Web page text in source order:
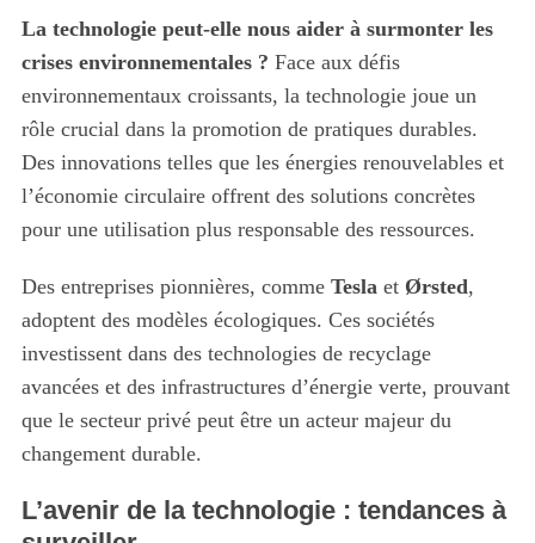
La technologie peut-elle nous aider à surmonter les
crises environnementales ? Face aux défis
environnementaux croissants, la technologie joue un
rôle crucial dans la promotion de pratiques durables.
Des innovations telles que les énergies renouvelables et
l’économie circulaire offrent des solutions concrètes
pour une utilisation plus responsable des ressources.
Des entreprises pionnières, comme Teslaet Ørsted,
adoptent des modèles écologiques. Ces sociétés
investissent dans des technologies de recyclage
avancées et des infrastructures d’énergie verte, prouvant
que le secteur privé peut être un acteur majeur du
changement durable.
L’avenir de la technologie : tendances à